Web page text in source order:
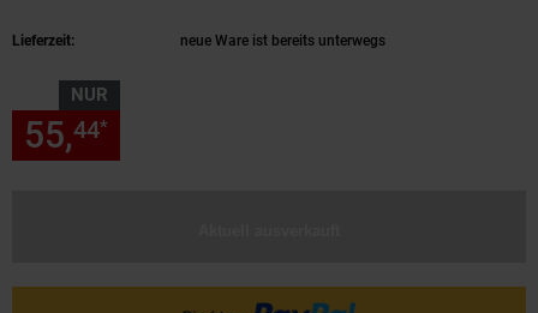
Lieferzeit: neue Ware ist bereits unterwegs
NUR
55,44*